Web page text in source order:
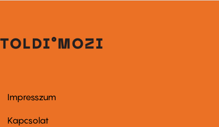
Footer
first
Impresszum
Kapcsolat